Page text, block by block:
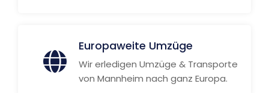
Europaweite Umzüge
Wir erledigen Umzüge & Transporte
von Mannheim nach ganz Europa.